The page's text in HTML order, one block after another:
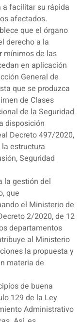
a facilitar su rápida
afectados.
que el órgano
derecho a la
mínimos de las
en aplicación
General de
que se produzca
de Clases
de la Seguridad
disposición
Decreto 497/2020,
estructura
Seguridad
la gestión del
que
el Ministerio de
2/2020, de 12
departamentos
al Ministerio
la propuesta y
materia de
de buena
129 de la Ley
Administrativo